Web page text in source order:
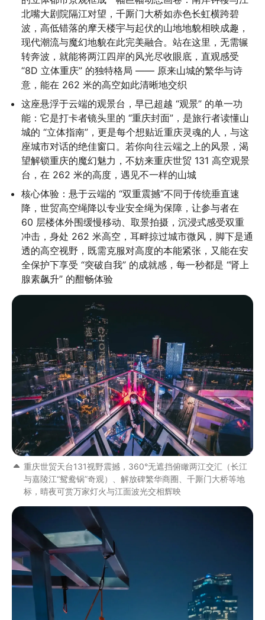
北嘴大剧院隔江对望，千厮门大桥如赤色长虹横跨碧
波，高低错落的摩天楼宇与起伏的山地地貌相映成趣，
现代潮流与魔幻地貌在此完美融合。站在这里，无需辗
转奔波，就能将两江四岸的风光尽收眼底，直观感受
“8D 立体重庆” 的独特格局 —— 原来山城的繁华与诗
意，能在 262 米的高空如此清晰地交织
这座悬浮于云端的观景台，早已超越 “观景” 的单一功
能：它是打卡者镜头里的 “重庆封面”，是旅行者读懂山
城的 “立体指南”，更是每个想贴近重庆灵魂的人，与这
座城市对话的绝佳窗口。若你向往云端之上的风景，渴
望解锁重庆的魔幻魅力，不妨来重庆世贸 131 高空观景
台，在 262 米的高度，遇见不一样的山城
核心体验：悬于云端的 “双重震撼”不同于传统垂直速
降，世贸高空绳降以专业安全绳为保障，让参与者在
60 层楼体外围缓慢移动、取景拍摄，沉浸式感受双重
冲击，身处 262 米高空，耳畔掠过城市微风，脚下是通
透的高空视野，既需克服对高度的本能紧张，又能在安
全保护下享受 “突破自我” 的成就感，每一秒都是 “肾上
腺素飙升” 的酣畅体验
重庆世贸天台131视野震撼，360°无遮挡俯瞰两江交汇（长江
与嘉陵江“鸳鸯锅”奇观）、解放碑繁华商圈、千厮门大桥等地
标，晴夜可赏万家灯火与江面波光交相辉映